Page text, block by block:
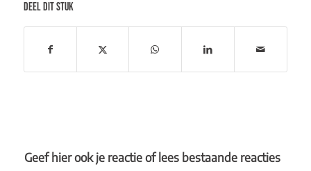
DEEL DIT STUK
Geef hier ook je reactie of lees bestaande reacties